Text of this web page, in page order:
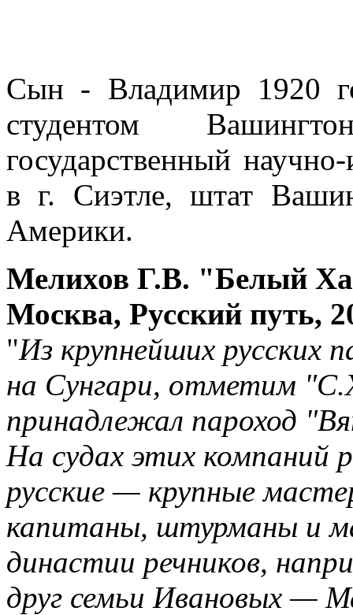
Сын - Владимир 1920
студентом
государственный научно-
в г. Сиэтле, штат
Америки.
Мелихов Г.В. "Белый
Москва, Русский путь,
"Из крупнейших русских
на Сунгари, отметим
принадлежал пароход
На судах этих компаний
русские — крупные
капитаны, штурманы и
династии речников,
друг семьи Ивановых —